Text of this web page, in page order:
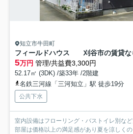
知立市牛田町
5万円 管理/共益費3,300円
52.17㎡ (3DK) /築33年 /2階建
名鉄三河線「三河知立」駅 徒歩19分
公共下水
室内設備はフローリング・バストイレ別な
部屋は価格以上の満足感があり夏を涼しくの